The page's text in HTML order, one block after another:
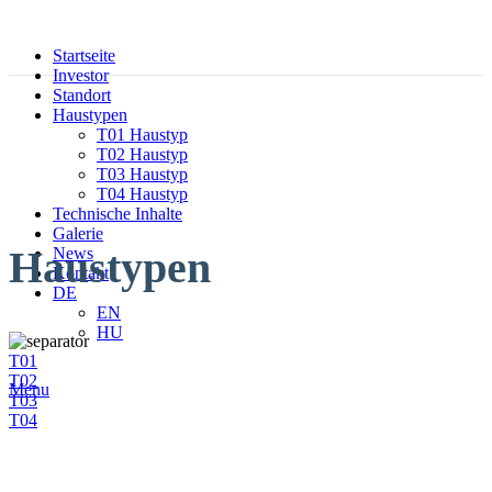
Startseite
Investor
Standort
Haustypen
T01 Haustyp
T02 Haustyp
T03 Haustyp
T04 Haustyp
Technische Inhalte
Galerie
News
Kontakt
DE
EN
HU
Menu
Haustypen
T01
T02
T03
T04